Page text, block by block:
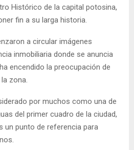
Histórico de la capital potosina,
fin a su larga historia.
a circular imágenes
inmobiliaria donde se anuncia
encendido la preocupación de
zona.
por muchos como una de
del primer cuadro de la ciudad,
un punto de referencia para